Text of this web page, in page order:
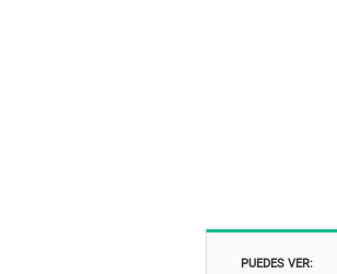
PUEDES VER: